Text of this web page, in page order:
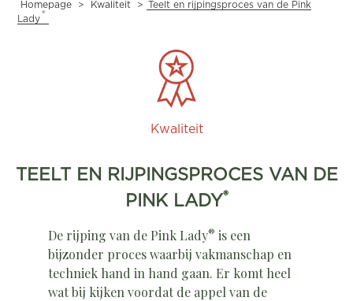
Homepage > Kwaliteit >
Teelt en rijpingsproces van de Pink
Lady ®
Kwaliteit
TEELT EN RIJPINGSPROCES VAN DE
PINK LADY®
De rijping van de Pink Lady® is een
bijzonder proces waarbij vakmanschap en
techniek hand in hand gaan. Er komt heel
wat bij kijken voordat de appel van de